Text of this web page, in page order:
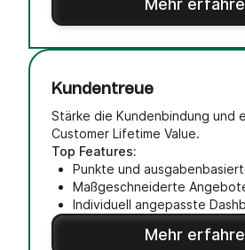
Kundentreue
Stärke die Kundenbindung und
Customer Lifetime Value.
Top Features:
Punkte und
Maßgeschneiderte
Individuell angepasste
Mehr